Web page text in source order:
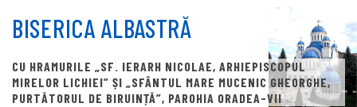
content
BISERICA ALBASTRĂ
CU HRAMURILE „SF. IERARH NICOLAE, ARHIEPISCOPUL
MIRELOR LICHIEI” ȘI „SFÂNTUL MARE MUCENIC GHEORGHE,
PURTĂTORUL DE BIRUINȚĂ”, PAROHIA ORADEA-VII